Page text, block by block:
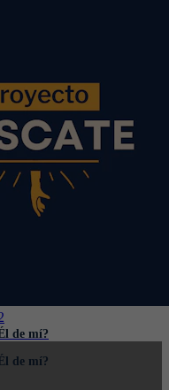
de mí?
de mí?